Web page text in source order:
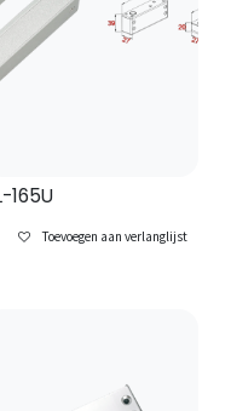
165U
Toevoegen aan verlanglijst